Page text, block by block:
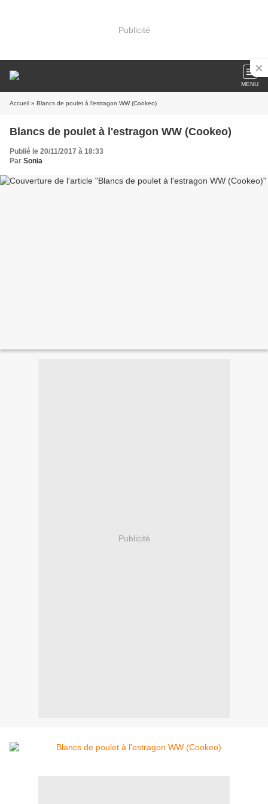
Publicité
MENU
Accueil » Blancs de poulet à l'estragon WW (Cookeo)
Blancs de poulet à l'estragon WW (Cookeo)
Publié le 20/11/2017 à 18:33
Par Sonia
Publicité